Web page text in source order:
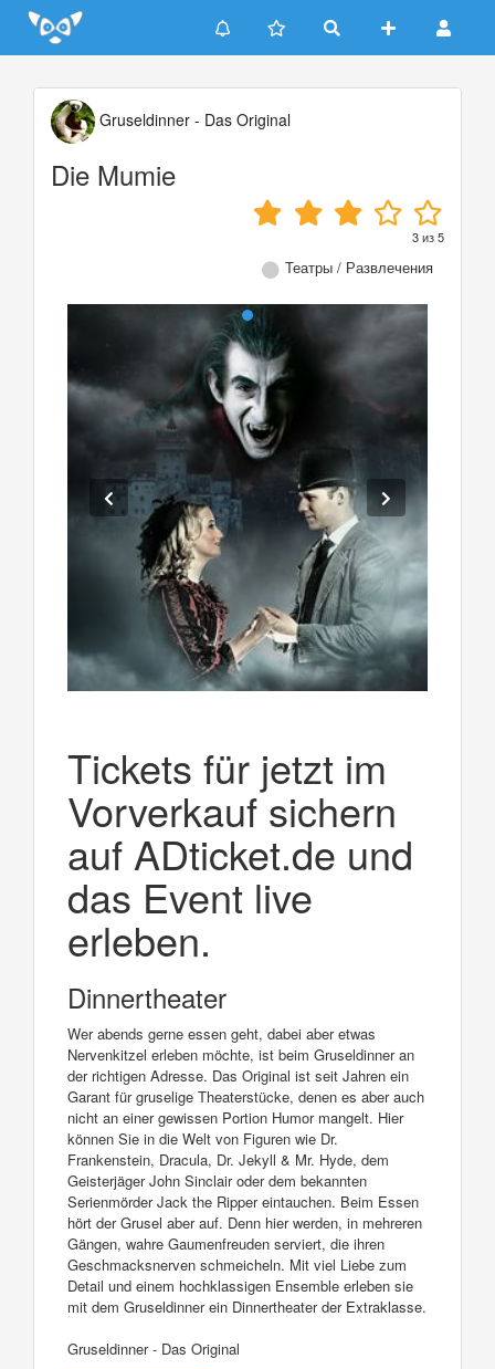
Update cookies preferences
Gruseldinner - Das Original
Die Mumie
3из5
Театры / Развлечения
Tickets für jetzt im
Vorverkauf sichern
auf ADticket.de und
das Event live
erleben.
Dinnertheater
Wer abends gerne essen geht, dabei aber etwas
Nervenkitzel erleben möchte, ist beim Gruseldinner an
der richtigen Adresse. Das Original ist seit Jahren ein
Garant für gruselige Theaterstücke, denen es aber auch
nicht an einer gewissen Portion Humor mangelt. Hier
können Sie in die Welt von Figuren wie Dr.
Frankenstein, Dracula, Dr. Jekyll & Mr. Hyde, dem
Geisterjäger John Sinclair oder dem bekannten
Serienmörder Jack the Ripper eintauchen. Beim Essen
hört der Grusel aber auf. Denn hier werden, in mehreren
Gängen, wahre Gaumenfreuden serviert, die ihren
Geschmacksnerven schmeicheln. Mit viel Liebe zum
Detail und einem hochklassigen Ensemble erleben sie
mit dem Gruseldinner ein Dinnertheater der Extraklasse.
Gruseldinner - Das Original